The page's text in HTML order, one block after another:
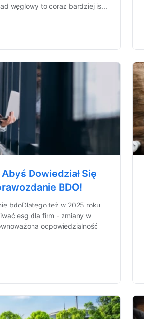
węglowy to coraz bardziej is...
Dowiedział Się
BDO!
bdoDlatego też w 2025 roku
esg dla firm - zmiany w
odpowiedzialność